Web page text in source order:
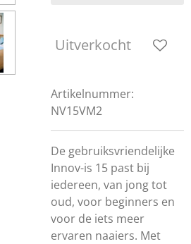
Uitverkocht
Artikelnummer:
NV15VM2
De gebruiksvriendelijke
Innov-is 15 past bij
iedereen, van jong tot
oud, voor beginners en
voor de iets meer
ervaren naaiers. Met